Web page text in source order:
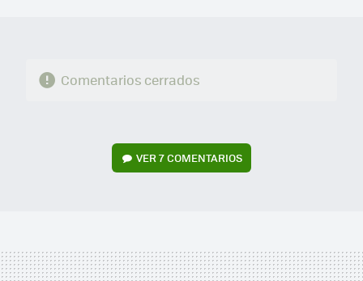
Comentarios cerrados
VER7 COMENTARIOS